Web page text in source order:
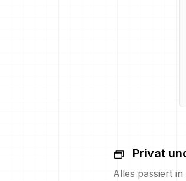
Privat
Alles passiert